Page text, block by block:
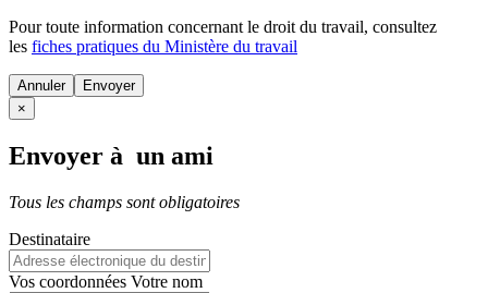
Pour toute information concernant le droit du travail, consultez
les fiches pratiques du Ministère du travail
Annuler
×
Envoyer à un ami
Tous les champs sont obligatoires
Destinataire
Vos coordonnées Votre nom